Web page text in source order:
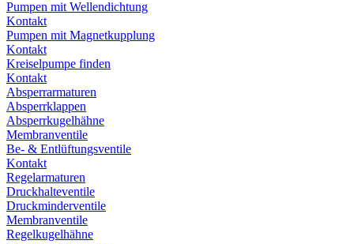
Pumpen mit Wellendichtung
Kontakt
Pumpen mit Magnetkupplung
Kontakt
Kreiselpumpe finden
Kontakt
Absperrarmaturen
Absperrklappen
Absperrkugelhähne
Membranventile
Be- & Entlüftungsventile
Kontakt
Regelarmaturen
Druckhalteventile
Druckminderventile
Membranventile
Regelkugelhähne